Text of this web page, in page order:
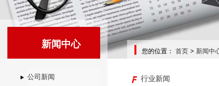
新闻中心
您的位置： 首页 > 新闻中
公司新闻 行业新闻